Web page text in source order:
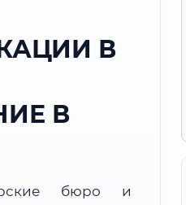
В
В
бюро и